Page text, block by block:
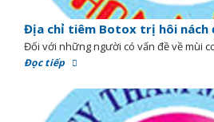
Địa chỉ tiêm Botox trị hôi nách
Đối với những người có vấn đề về mùi
Đọc tiếp